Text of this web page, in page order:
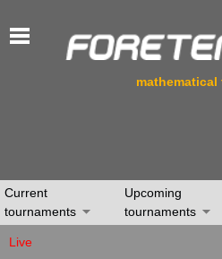
Current
tournaments
Upcoming
tournaments
Live